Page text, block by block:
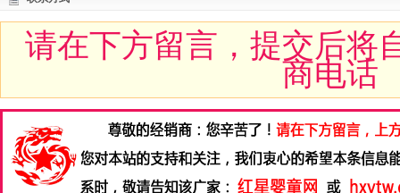
请在下方留言，提交后将
商电话